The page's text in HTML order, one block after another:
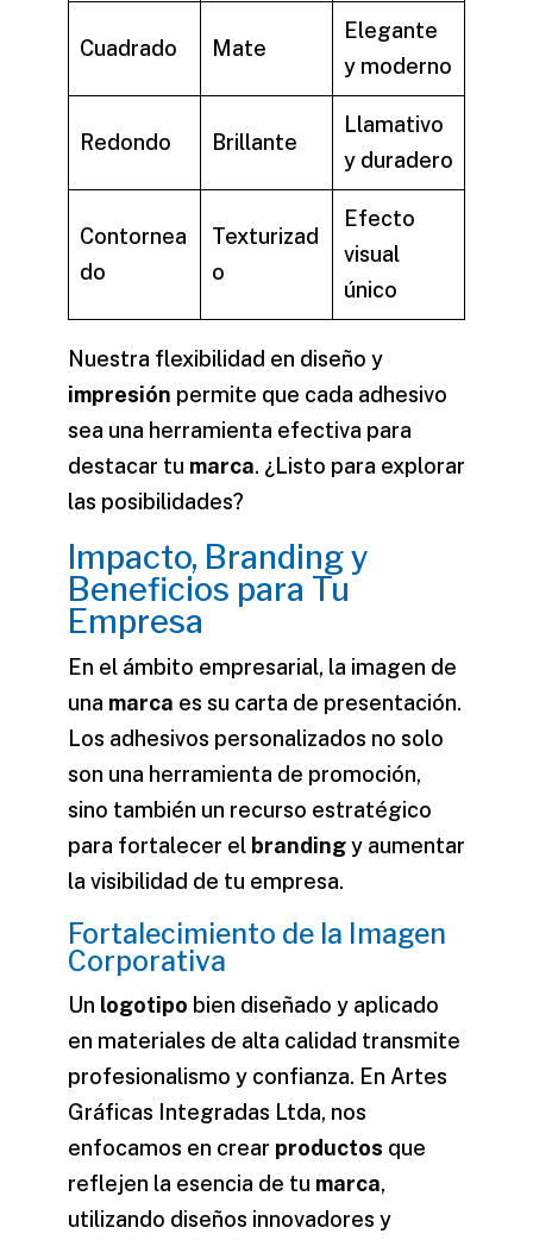
Cuadrado Mate
Elegante
y moderno
Redondo Brillante
Llamativo
y duradero
Contornea
do
Texturizad
o
Efecto
visual
único
Nuestra flexibilidad en diseño y
impresión permite que cada adhesivo
sea una herramienta efectiva para
destacar tu marca. ¿Listo para explorar
las posibilidades?
Impacto, Branding y
Beneficios para Tu
Empresa
En el ámbito empresarial, la imagen de
una marca es su carta de presentación.
Los adhesivos personalizados no solo
son una herramienta de promoción,
sino también un recurso estratégico
para fortalecer el brandingy aumentar
la visibilidad de tu empresa.
Fortalecimiento de la Imagen
Corporativa
Un logotipo bien diseñado y aplicado
en materiales de alta calidad transmite
profesionalismo y confianza. En Artes
Gráficas Integradas Ltda, nos
enfocamos en crear productos que
reflejen la esencia de tu marca,
utilizando diseños innovadores y